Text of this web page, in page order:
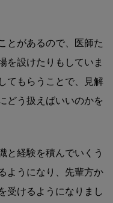
とがあるので、医師た
を設けたりもしていま
てもらうことで、見解
どう扱えばいいのかを
と経験を積んでいくう
ようになり、先輩方か
受けるようになりまし